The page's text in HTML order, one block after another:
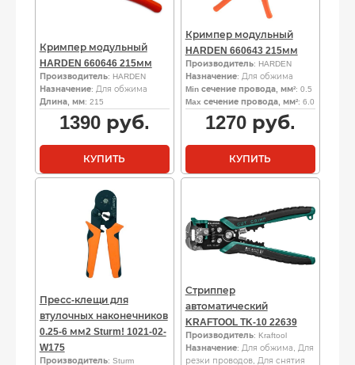
Кримпер модульный
HARDEN 660646 215мм
Производитель: HARDEN
Назначение: Для обжима
Длина, мм: 215
1390руб.
КУПИТЬ
Кримпер модульный
HARDEN 660643 215мм
Производитель: HARDEN
Назначение: Для обжима
Min сечение провода, мм²: 0.5
Max сечение провода, мм²: 6.0
1270руб.
КУПИТЬ
Пресс-клещи для
втулочных наконечников
0.25-6 мм2 Sturm! 1021-02-
W175
Производитель: Sturm
Стриппер
автоматический
KRAFTOOL TK-10 22639
Производитель: Kraftool
Назначение: Для обжима, Для
резки проводов, Для снятия